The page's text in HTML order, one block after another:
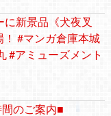
新景品《犬夜叉
#マンガ倉庫本城
#アミューズメント
のご案内■